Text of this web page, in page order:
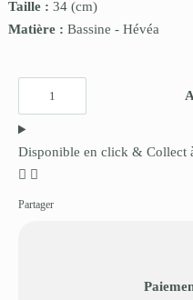
Taille : 34 (cm)
Matière : Bassine - Hévéa
Disponible en click & Collect
Partager